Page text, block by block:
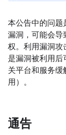
本公告中的问题
漏洞，可能会导
权。利用漏洞攻
是漏洞被利用
关平台和服务
用）。
通告